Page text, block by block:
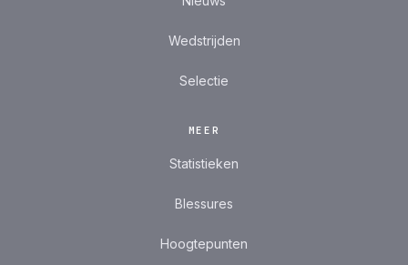
Wedstrijden
Selectie
MEER
Statistieken
Blessures
Hoogtepunten